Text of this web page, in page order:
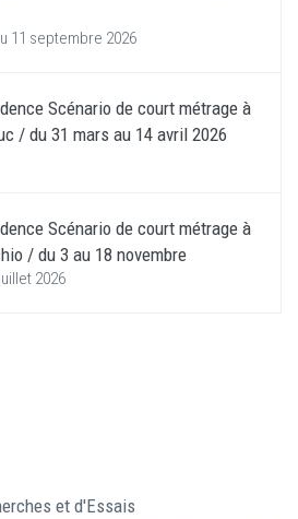
11 septembre 2026
Scénario de court métrage à
/ du 31 mars au 14 avril 2026
Scénario de court métrage à
/ du 3 au 18 novembre
2026
et d'Essais